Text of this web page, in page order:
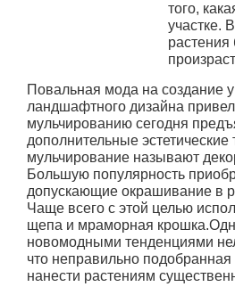
того,
участке.
растения
Повальная мода на создание
ландшафтного дизайна
мульчированию сегодня
дополнительные
мульчирование называют
Большую популярность
допускающие окрашивание в
Чаще всего с этой целью
щепа и мраморная
новомодными тенденциями
что неправильно
нанести растениям